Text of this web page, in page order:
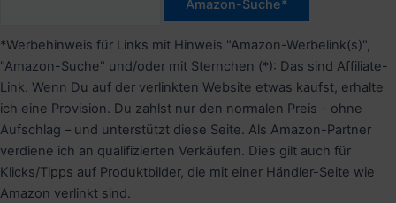
*Werbehinweis für Links mit Hinweis "Amazon-Werbelink(s)",
"Amazon-Suche" und/oder mit Sternchen (*): Das sind Affiliate-
Link. Wenn Du auf der verlinkten Website etwas kaufst, erhalte
ich eine Provision. Du zahlst nur den normalen Preis - ohne
Aufschlag – und unterstützt diese Seite. Als Amazon-Partner
verdiene ich an qualifizierten Verkäufen. Dies gilt auch für
Klicks/Tipps auf Produktbilder, die mit einer Händler-Seite wie
Amazon verlinkt sind.